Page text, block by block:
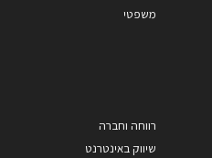
משפטי
רווחה וחברה
שיווק באינטרנט